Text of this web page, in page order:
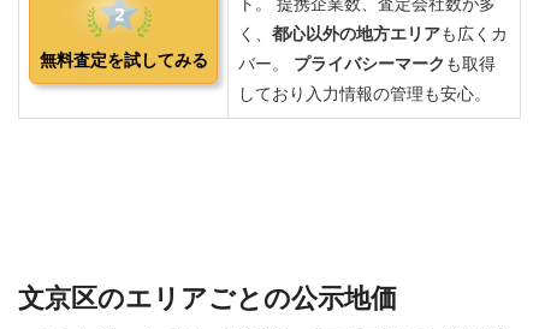
文京区のエリアごとの公示地価